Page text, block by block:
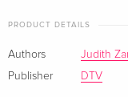
Deutschland,
PRODUCT DETAILS
Authors
Judith
Publisher
DTV